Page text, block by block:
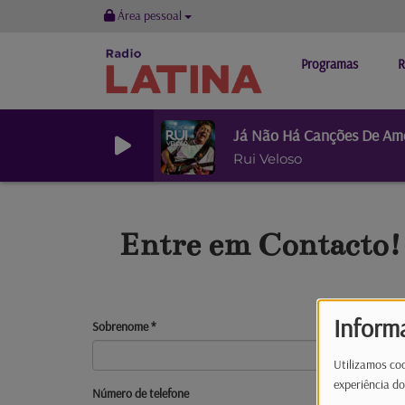
Utilizamos
experiência
Área pessoal
Programas
Já Não Há Canções De
Rui Veloso
Entre em Contacto!
Sobrenome*
Número de telefone